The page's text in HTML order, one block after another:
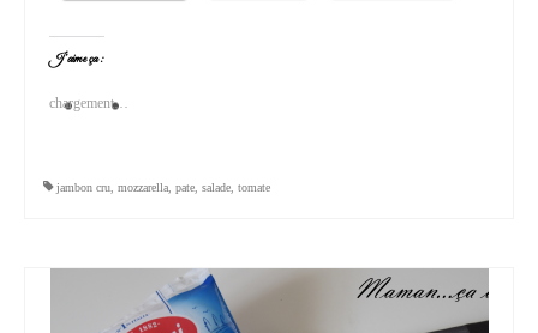
J’aime ça :
chargement…
jambon cru mozzarella pate salade tomate